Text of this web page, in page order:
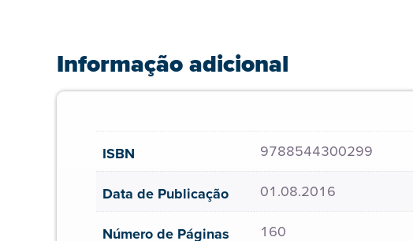
Informação adicional
ISBN 9788544300299
Data de Publicação 01.08.2016
Número de Páginas 160